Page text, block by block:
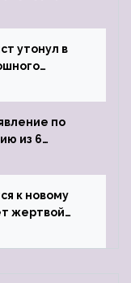
утонул в
по
из 6
к новому
жертвой